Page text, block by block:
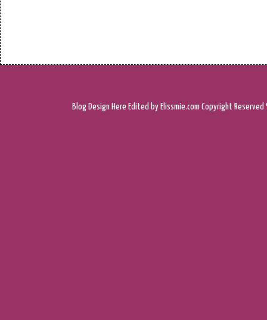
Blog Design Here Edited by Elissmie.com Copyright Reserved